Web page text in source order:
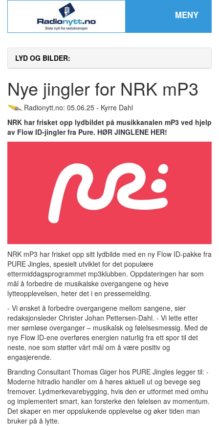
MENY
LYD OG BILDER:
Nye jingler for NRK mP3
Radionytt.no: 05.06.25 - Kyrre Dahl
NRK har frisket opp lydbildet på musikkanalen mP3 ved hjelp
av Flow ID-jingler fra Pure. HØR JINGLENE HER!
NRK mP3 har frisket opp sitt lydbilde med en ny Flow ID-pakke fra
PURE Jingles, spesielt utviklet for det populære
ettermiddagsprogrammet mp3klubben. Oppdateringen har som
mål å forbedre de musikalske overgangene og heve
lytteopplevelsen, heter det i en pressemelding.
- Vi ønsket å forbedre overgangene mellom sangene, sier
redaksjonsleder Christer Johan Pettersen-Dahl. - Vi lette etter
mer sømløse overganger – musikalsk og følelsesmessig. Med de
nye Flow ID-ene overføres energien naturlig fra ett spor til det
neste, noe som støtter vårt mål om å være positiv og
engasjerende.
Branding Consultant Thomas Giger hos PURE Jingles legger til: -
Moderne hitradio handler om å høres aktuell ut og bevege seg
fremover. Lydmerkevarebygging, hvis den er utformet med omhu
og implementert smart, kan forsterke den følelsen av momentum.
Det skaper en mer oppslukende opplevelse og øker tiden man
bruker på å lytte.